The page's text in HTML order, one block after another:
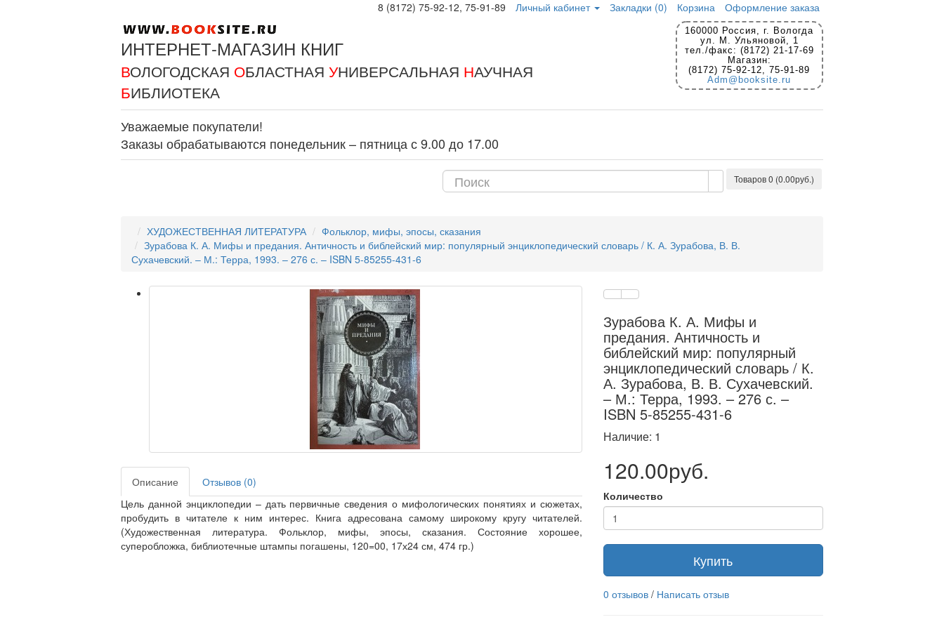
8 (8172) 75-92-12, 75-91-89 Личный кабинет Закладки (0) Корзина Оформление заказа
ИНТЕРНЕТ-МАГАЗИН КНИГ
ВОЛОГОДСКАЯ ОБЛАСТНАЯ УНИВЕРСАЛЬНАЯ НАУЧНАЯ
БИБЛИОТЕКА
160000 Россия, г. Вологда
ул. М. Ульяновой, 1
тел./факс: (8172) 21-17-69
Магазин:
(8172) 75-92-12, 75-91-89
Adm@booksite.ru
Уважаемые покупатели!
Заказы обрабатываются понедельник – пятница с 9.00 до 17.00
Товаров 0 (0.00руб.)
ХУДОЖЕСТВЕННАЯ ЛИТЕРАТУРА
Фольклор, мифы, эпосы, сказания
Зурабова К. А. Мифы и предания. Античность и библейский мир: популярный энциклопедический словарь / К. А. Зурабова, В. В.
Сухачевский. – М.: Терра, 1993. – 276 с. – ISBN 5-85255-431-6
Описание
Отзывов (0)
Цель данной энциклопедии – дать первичные сведения о мифологических понятиях и сюжетах,
пробудить в читателе к ним интерес. Книга адресована самому широкому кругу читателей.
(Художественная литература. Фольклор, мифы, эпосы, сказания. Состояние хорошее,
суперобложка, библиотечные штампы погашены, 120=00, 17х24 см, 474 гр.)
Зурабова К. А. Мифы и
предания. Античность и
библейский мир: популярный
энциклопедический словарь / К.
А. Зурабова, В. В. Сухачевский.
– М.: Терра, 1993. – 276 с. –
ISBN 5-85255-431-6
Наличие: 1
120.00руб.
Количество
Купить
0 отзывов/ Написать отзыв